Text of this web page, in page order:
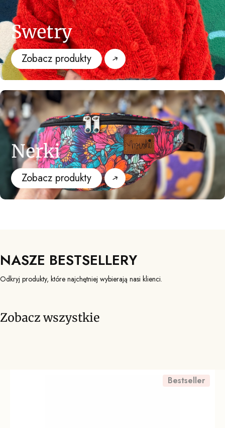
Swetry
Zobacz produkty
Nerki
Zobacz produkty
NASZE BESTSELLERY
Odkryj produkty, które najchętniej wybierają nasi klienci.
Zobacz wszystkie
Bestseller